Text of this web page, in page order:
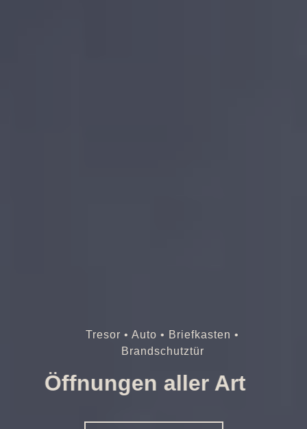
Tresor • Auto • Briefkasten •
Brandschutztür
Öffnungen aller Art